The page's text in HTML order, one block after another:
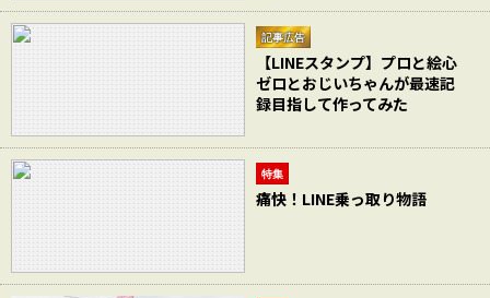
記事広告
【LINEスタンプ】プロと絵心
ゼロとおじいちゃんが最速記
録目指して作ってみた
特集
痛快！LINE乗っ取り物語